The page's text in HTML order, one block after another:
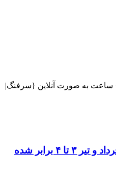
بیش از {سه|3|2|4} ساعت به صورت آنلاین {سرفنگ|
*چرا قبض آب و برق خرداد و تیر ۳ تا ۴ برابر شده